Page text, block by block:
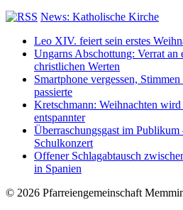
News: Katholische Kirche
Leo XIV. feiert sein erstes
Ungarns Abschottung: Verrat an
christlichen Werten
Smartphone vergessen,
passierte
Kretschmann: Weihnachten
entspannter
Überraschungsgast im
Schulkonzert
Offener Schlagabtausch
in Spanien
© 2026 Pfarreiengemeinschaft